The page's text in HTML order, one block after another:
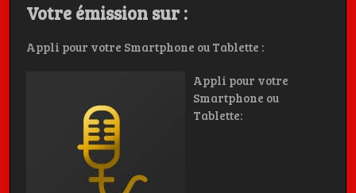
Votre émission sur :
Appli pour votre Smartphone ou Tablette :
Appli pour votre
Smartphone ou
Tablette: